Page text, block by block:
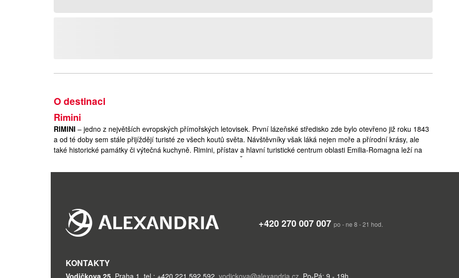
O destinaci
Rimini
RIMINI – jedno z největších evropských přímořských letovisek. První lázeňské středisko zde bylo otevřeno již roku 1843
a od té doby sem stále přijíždějí turisté ze všech koutů světa. Návštěvníky však láká nejen moře a přírodní krásy, ale
také historické památky či výtečná kuchyně. Rimini, přístav a hlavní turistické centrum oblasti Emilia-Romagna leží na
pobřeží Jaderského moře. Od Benátek ho dělí 195 km, od Říma je to 345 km. Pouhých 55 km je vzdálena Ravenna,
místo velkého historického významu, dalším tipem na výlet je návštěva Ferrary či Bologni. Podél pobřežní komunikace
Rimini
+420 270 007 007 po - ne 8 - 21 hod.
KONTAKTY